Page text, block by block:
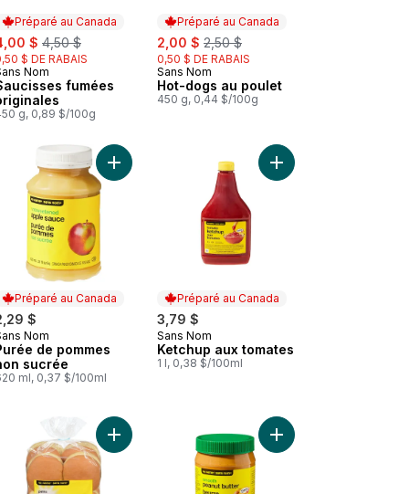
Préparé au Canada
$ , formerly:
4,50 $
$ DE RABAIS
au Canada
Nom
fumées
g, 0,89 $/100g
Préparé au Canada
sale:
2,00 $ , formerly:
2,50 $
0,50 $ DE RABAIS
Préparé au Canada
Sans Nom
Hot-dogs au poulet
450 g, 0,44 $/100g
à hot-dog au panier
Préparé au Canada
$
au Canada
Nom
de pommes
sucrée
ml, 0,37 $/100ml
Ajouter Purée de pommes non sucrée au panier
Préparé au Canada
3,79 $
Préparé au Canada
Sans Nom
Ketchup aux tomates
1 l, 0,38 $/100ml
de tomate pure au panierAjouter Pains à hamburger au panier
Ajouter Beurre